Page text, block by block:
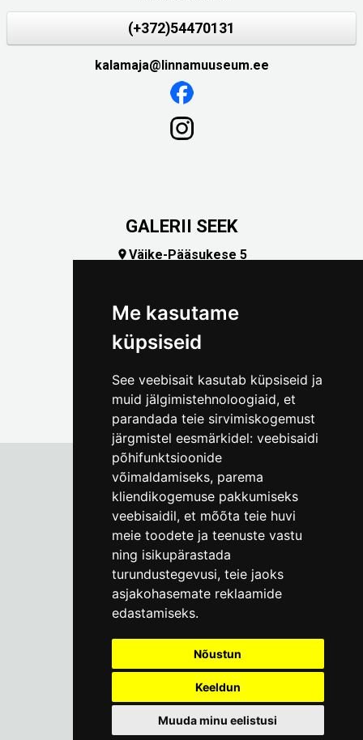
Me kasutame
küpsiseid
See veebisait kasutab küpsiseid ja
muid jälgimistehnoloogiaid, et
parandada teie sirvimiskogemust
järgmistel eesmärkidel: veebisaidi
põhifunktsioonide
võimaldamiseks, parema
kliendikogemuse pakkumiseks
veebisaidil, et mõõta teie huvi
meie toodete ja teenuste vastu
ning isikupärastada
turundustegevusi, teie jaoks
asjakohasemate reklaamide
edastamiseks.
Nõustun
Keeldun
Muuda minu eelistusi
(+372)54470131
kalamaja@linnamuuseum.ee
GALERII SEEK
Väike-Pääsukese 5
Tallinna Linnamuuseum
Vene 17
E-R kell 9-17(+372) 610 4178
info@linnamuuseum.ee
Küpsisepoliitika